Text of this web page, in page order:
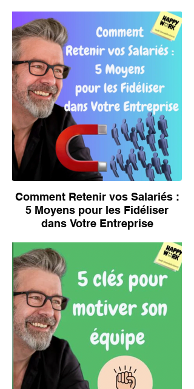
Comment Retenir vos Salariés :
5 Moyens pour les Fidéliser
dans Votre Entreprise